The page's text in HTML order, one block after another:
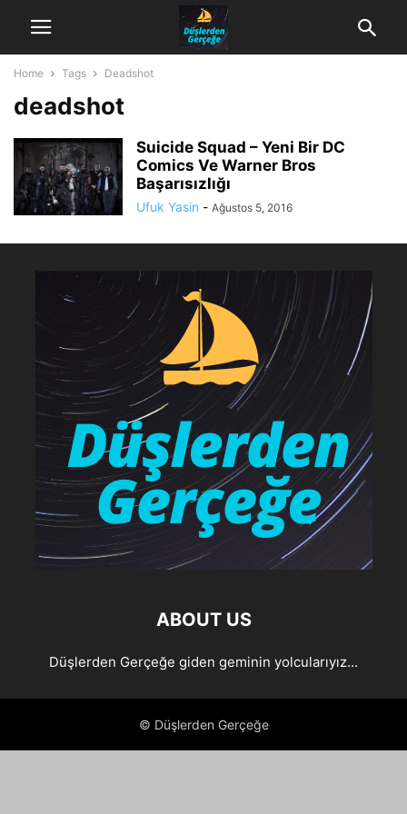
Home Tags Deadshot
deadshot
Suicide Squad – Yeni Bir DC
Comics Ve Warner Bros
Başarısızlığı
Ufuk Yasin - Ağustos 5, 2016
ABOUT US
Düşlerden Gerçeğe giden geminin yolcularıyız...
© Düşlerden Gerçeğe